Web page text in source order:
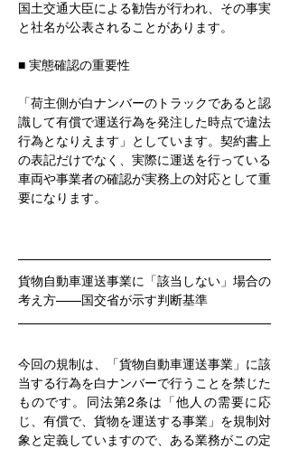
国土交通大臣による勧告が行われ、その事実
と社名が公表されることがあります。
■ 実態確認の重要性
「荷主側が白ナンバーのトラックであると認
識して有償で運送行為を発注した時点で違法
行為となりえます」としています。契約書上
の表記だけでなく、実際に運送を行っている
車両や事業者の確認が実務上の対応として重
要になります。
貨物自動車運送事業に「該当しない」場合の
考え方——国交省が示す判断基準
今回の規制は、「貨物自動車運送事業」に該
当する行為を白ナンバーで行うことを禁じた
ものです。同法第2条は「他人の需要に応
じ、有償で、貨物を運送する事業」を規制対
象と定義していますので、ある業務がこの定